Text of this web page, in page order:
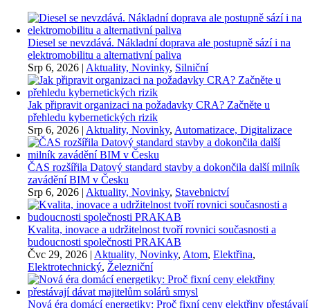
Diesel se nevzdává. Nákladní doprava ale postupně sází i na
elektromobilitu a alternativní paliva
Srp 6, 2026 | Aktuality, Novinky, Silniční
Jak připravit organizaci na požadavky CRA? Začněte u
přehledu kybernetických rizik
Srp 6, 2026 | Aktuality, Novinky, Automatizace, Digitalizace
ČAS rozšířila Datový standard stavby a dokončila další milník
zavádění BIM v Česku
Srp 6, 2026 | Aktuality, Novinky, Stavebnictví
Kvalita, inovace a udržitelnost tvoří rovnici současnosti a
budoucnosti společnosti PRAKAB
Čvc 29, 2026 | Aktuality, Novinky, Atom, Elektřina,
Elektrotechnický, Železniční
Nová éra domácí energetiky: Proč fixní ceny elektřiny přestávají